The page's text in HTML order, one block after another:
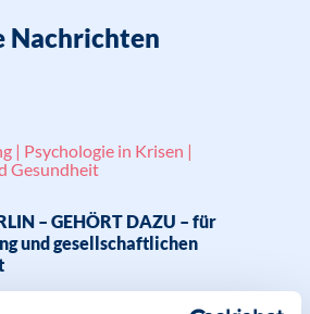
Nachrichten
| Psychologie in Krisen |
Gesundheit
– GEHÖRT DAZU – für
und gesellschaftlichen